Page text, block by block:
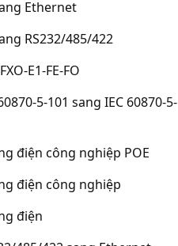
Ethernet
RS232/485/422
E1-FE-FO
5-101 sang IEC 60870-5-
điện công nghiệp POE
điện công nghiệp
điện